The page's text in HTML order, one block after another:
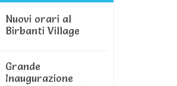
Nuovi orari al
Birbanti Village
Grande
Inaugurazione